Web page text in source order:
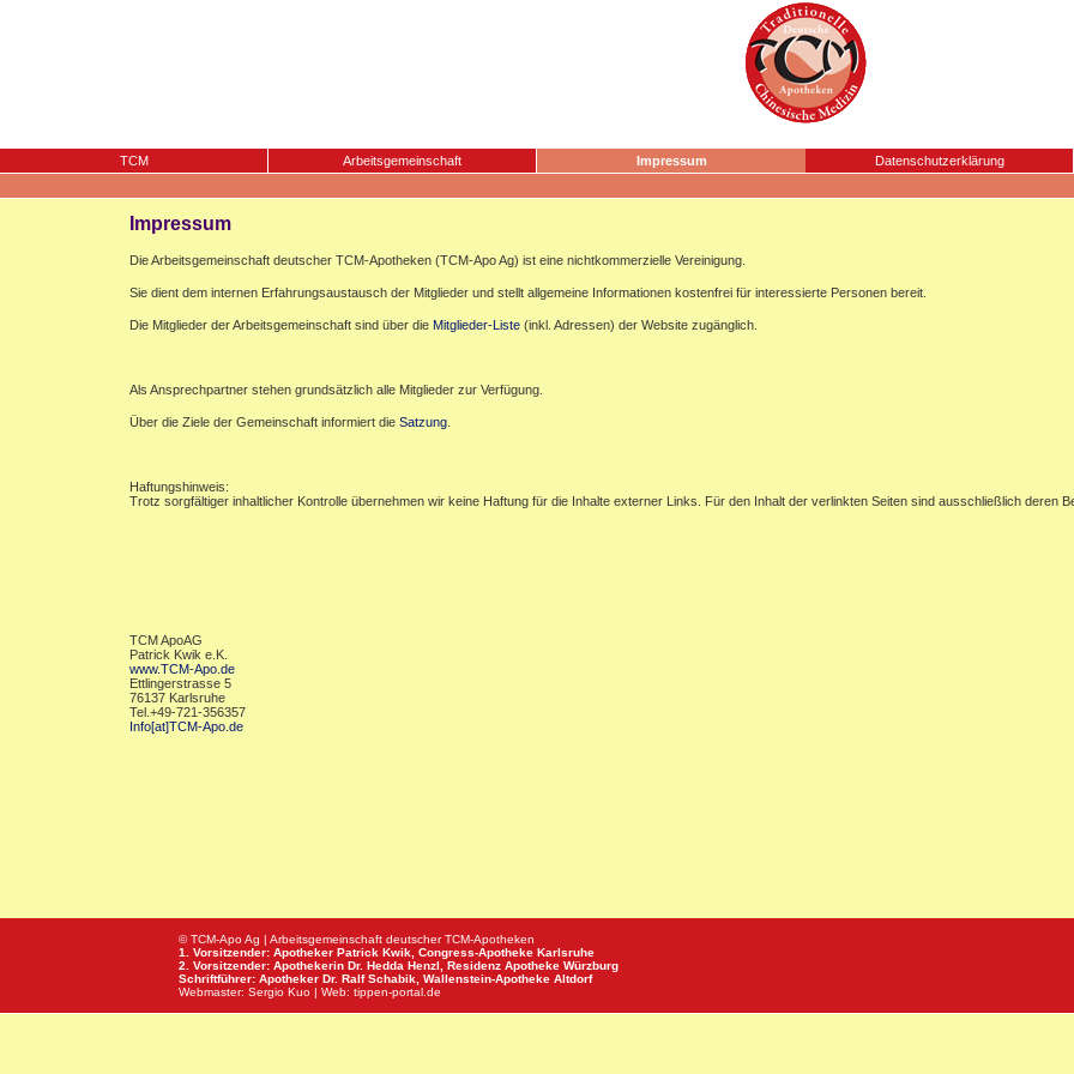
TCM Arbeitsgemeinschaft Impressum Datenschutzerklärung
Impressum
Die Arbeitsgemeinschaft deutscher TCM-Apotheken (TCM-Apo Ag) ist eine nichtkommerzielle Vereinigung.
Sie dient dem internen Erfahrungsaustausch der Mitglieder und stellt allgemeine Informationen kostenfrei für interessierte Personen bereit.
Die Mitglieder der Arbeitsgemeinschaft sind über die Mitglieder-Liste (inkl. Adressen) der Website zugänglich.
Als Ansprechpartner stehen grundsätzlich alle Mitglieder zur Verfügung.
Über die Ziele der Gemeinschaft informiert die Satzung
Haftungshinweis:
Trotz sorgfältiger inhaltlicher Kontrolle übernehmen wir keine Haftung für die Inhalte externer Links. Für den Inhalt der verlinkten Seiten sind ausschließlich deren
TCM ApoAG
Patrick Kwik e.K.
www.TCM-Apo.de
Ettlingerstrasse 5
76137 Karlsruhe
Tel.+49-721-356357
Info[at]TCM-Apo.de
© TCM-Apo Ag | Arbeitsgemeinschaft deutscher TCM-Apotheken
1. Vorsitzender: Apotheker Patrick Kwik, Congress-Apotheke Karlsruhe
2. Vorsitzender: Apothekerin Dr. Hedda Henzl, Residenz Apotheke Würzburg
Schriftführer: Apotheker Dr. Ralf Schabik, Wallenstein-Apotheke Altdorf
Webmaster: Sergio Kuo | Web: tippen-portal.de